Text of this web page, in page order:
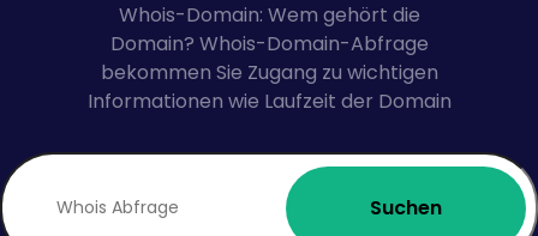
Whois-Domain: Wem gehört die
Domain? Whois-Domain-Abfrage
bekommen Sie Zugang zu wichtigen
Informationen wie Laufzeit der Domain
Suchen